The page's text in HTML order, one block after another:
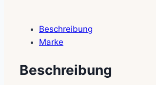
Beschreibung
Marke
Beschreibung